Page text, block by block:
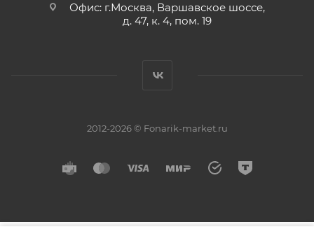
Офис: г.Москва, Варшавское шоссе,
д. 47, к. 4, пом. 19
2012-2026 © Fonarik-market.ru